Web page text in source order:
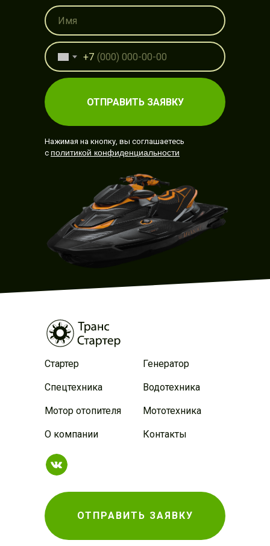
+7
ОТПРАВИТЬ ЗАЯВКУ
Нажимая на кнопку, вы соглашаетесь
с политикой конфиденциальности
ОТПРАВИТЬ ЗАЯВКУ
Стартер Генератор
Мотор отопителя
Спецтехника Водотехника
Мототехника
О компании Контакты